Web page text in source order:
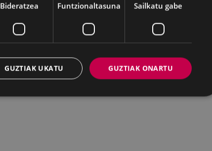
Bideratzea Funtzionaltasuna Sailkatu gabe
GUZTIAK ONARTU
GUZTIAK UKATU